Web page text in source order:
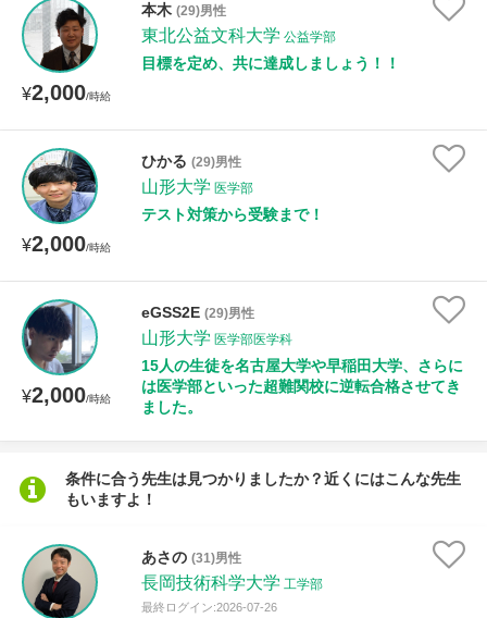
¥2,000/時給
本木 (29)男性
東北公益文科大学 公益学部
目標を定め、共に達成しましょう！！
¥2,000/時給
ひかる (29)男性
山形大学 医学部
テスト対策から受験まで！
¥2,000/時給
eGSS2E (29)男性
山形大学 医学部医学科
15人の生徒を名古屋大学や早稲田大学、さらに
は医学部といった超難関校に逆転合格させてき
ました。
条件に合う先生は見つかりましたか？近くにはこんな先生
もいますよ！
あさの (31)男性
長岡技術科学大学 工学部
最終ログイン:2026-07-26
性別